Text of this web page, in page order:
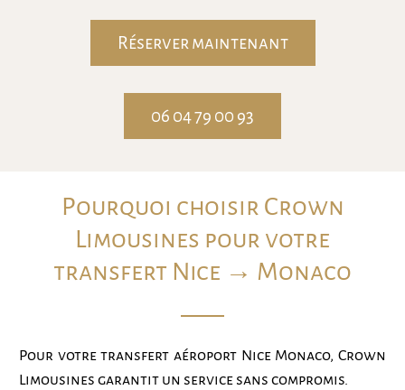
Réserver maintenant
06 04 79 00 93
Pourquoi choisir Crown
Limousines pour votre
transfert Nice → Monaco
Pour votre transfert aéroport Nice Monaco, Crown
Limousines garantit un service sans compromis.